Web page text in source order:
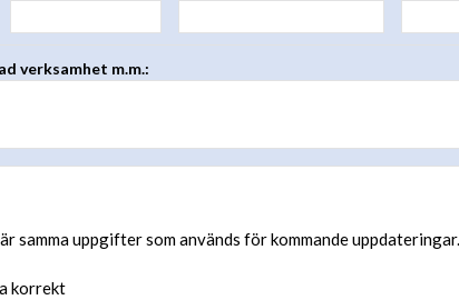
verksamhet m.m.:
uppgifter som används för kommande
korrekt